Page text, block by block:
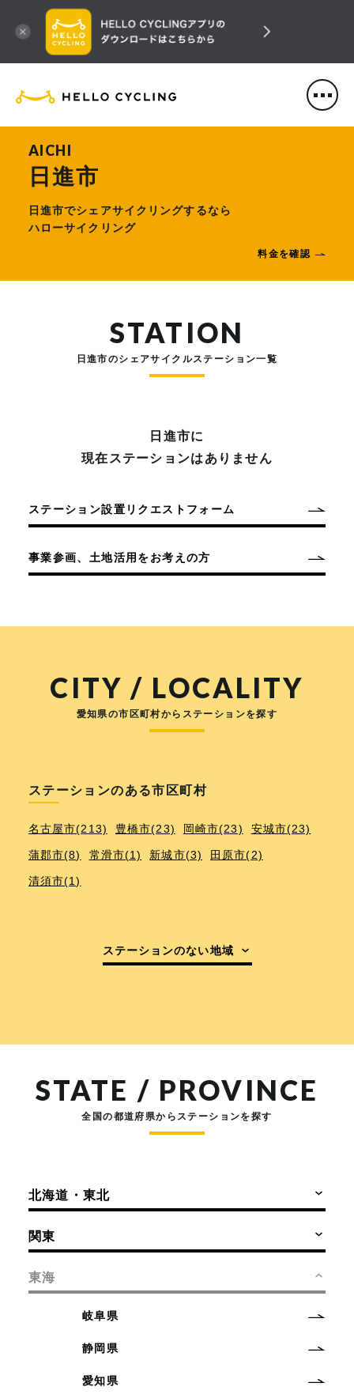
HELLO CYCLING（ハローサ
AICHI
日進市
日進市でシェアサイクリングするなら
ハローサイクリング
料金を確認
STATION
日進市のシェアサイクルステーション一覧
日進市に
現在ステーションはありません
ステーション設置リクエストフォーム
事業参画、土地活用をお考えの方
CITY / LOCALITY
愛知県の市区町村からステーションを探す
ステーションのある市区町村
名古屋市(213) 豊橋市(23) 岡崎市(23) 安城市(23)
蒲郡市(8) 常滑市(1) 新城市(3) 田原市(2)
清須市(1)
ステーションのない地域
STATE / PROVINCE
全国の都道府県からステーションを探す
北海道・東北
関東
東海
岐阜県
静岡県
愛知県